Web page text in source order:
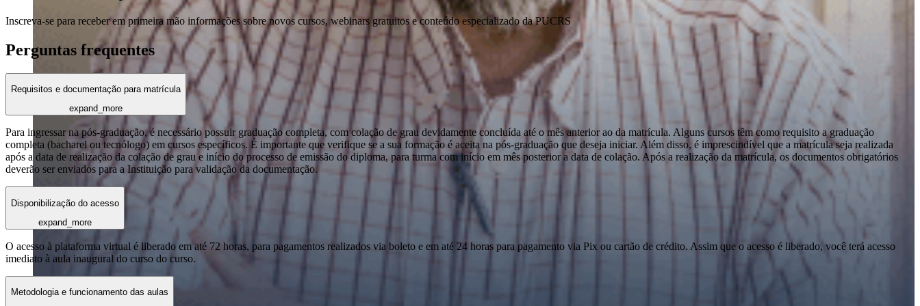
Inscreva-se para receber em primeira mão informações sobre novos cursos, webinars gratuitos e conteúdo especializado da PUCRS
Perguntas frequentes
Requisitos e documentação para matrícula
expand_more
Para ingressar na pós-graduação, é necessário possuir graduação completa, com colação de grau devidamente concluída até o mês anterior ao da matrícula. Alguns cursos têm como requisito a graduação
completa (bacharel ou tecnólogo) em cursos específicos. É importante que verifique se a sua formação é aceita na pós-graduação que deseja iniciar. Além disso, é imprescindível que a matrícula seja realizada
após a data de realização da colação de grau e início do processo de emissão do diploma, para turma com início em mês posterior a data de colação. Após a realização da matrícula, os documentos obrigatórios
deverão ser enviados para a Instituição para validação da documentação.
Disponibilização do acesso
expand_more
O acesso à plataforma virtual é liberado em até 72 horas, para pagamentos realizados via boleto e em até 24 horas para pagamento via Pix ou cartão de crédito. Assim que o acesso é liberado, você terá acesso
imediato à aula inaugural do curso do curso.
Metodologia e funcionamento das aulas